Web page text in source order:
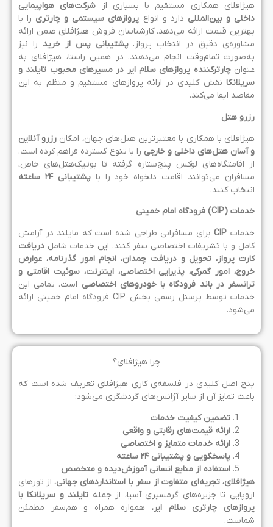
همکاری مستقیم با بسیاری ازشرکت‌های هواپیمایی
و بین‌المللیدارد و انواع پروازهای سیستمی و چارتریرا با
قیمت ارائه می‌دهد. کارشناسان فروش هیژافلای ضمن ارائه
دقیق در انتخاب پرواز،پشتیبانی پس از خرید را نیز
تمام‌وقت انجام می‌دهند. در همین راستا، هیژافلای به
چارترکننده پروازهای سلام ایر در مسیرهای محبوب تایلند و
نقش کلیدی در ارائه پروازهای مستقیم و منظم به این
ایفا می‌کند.
هتل
با همکاری با معتبرترین هتل‌های جهان، امکانرزرو آنلاین
آسان هتل‌های داخلی و خارجیرا با تنوع گسترده فراهم کرده است.
اقامتگاه‌های لوکس پنج‌ستاره گرفته تا بوتیک‌هتل‌های خاص،
می‌توانند اقامت دلخواه خود را با پشتیبانی۲۴ساعته
کنند.
(CIP)
فرودگاه امام خمینی
CIPبرای مسافرانی طراحی شده است که مایلند در آرامش
و با تشریفات اختصاصی سفر کنند. این خدمات شاملدریافت
پرواز، تحویل و دریافت چمدان، انجام امور گذرنامه، عوارض
امور گمرکی، پذیرایی اختصاصی، اینترنت، سوئیت اقامتی و
در باند فرودگاه با خودروهای اختصاصیاست. تمامی این
خدمات توسط پرسنل رسمی بخش CIP فرودگاه امام خمینی ارائه
چرا هیژافلای؟
اصل کلیدی در فلسفه‌ی کاری هیژافلای تعریف شده است که
تمایز آن از سایر آژانس‌های گردشگری می‌شود:
تضمین کیفیت خدمات
ارائه قیمت‌های رقابتی و واقعی
ارائه خدمات متمایز و اختصاصی
پاسخگویی و پشتیبانی۲۴ساعته
استفاده از منابع انسانی آموزش‌دیده و متخصص
تجربه‌ای متفاوت از سفر با استانداردهای جهانی.از تورهای
تا جزیره‌های گرمسیری آسیا، از جملهتایلند و سریلانکا با
چارتری سلام ایر، همواره همراه و هم‌سفر مطمئن